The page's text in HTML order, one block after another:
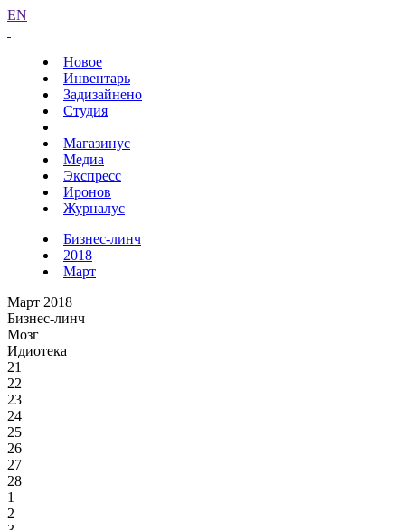
EN
Новое
Инвентарь
Задизайнено
Студия
Магазинус
Медиа
Экспресс
Иронов
Журналус
Бизнес-линч
2018
Март
Март 2018
Бизнес-линч
Мозг
Идиотека
21
22
23
24
25
26
27
28
1
2